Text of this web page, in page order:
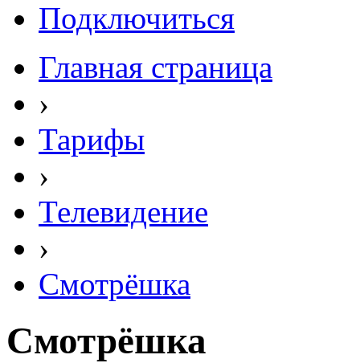
Подключиться
Главная страница
›
Тарифы
›
Телевидение
›
Смотрёшка
Смотрёшка